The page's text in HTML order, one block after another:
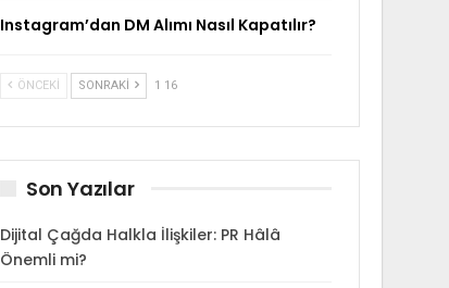
Instagram’dan DM Alımı Nasıl Kapatılır?
ÖNCEKI SONRAKI 1 16
Son Yazılar
Dijital Çağda Halkla İlişkiler: PR Hâlâ
Önemli mi?